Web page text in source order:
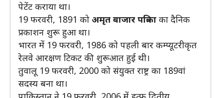
पेटेंट कराया था।
19 फरवरी, 1891 को अमृत बाजार पत्रिका का दैनिक
प्रकाशन शुरू हुआ था।
भारत में 19 फरवरी, 1986 को पहली बार कम्प्यूटरीकृत
रेलवे आरक्षण टिकट की शुरूआत हुई थी।
तुवालू 19 फरवरी, 2000 को संयुक्त राष्ट्र का 189वां
सदस्य बना था।